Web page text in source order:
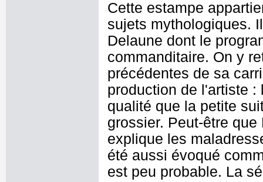
Cette estampe
sujets mythologiques.
Delaune dont le
commanditaire. On y
précédentes de sa
production de l'artiste
qualité que la petite
grossier. Peut-être
explique les
été aussi évoqué
est peu probable. La